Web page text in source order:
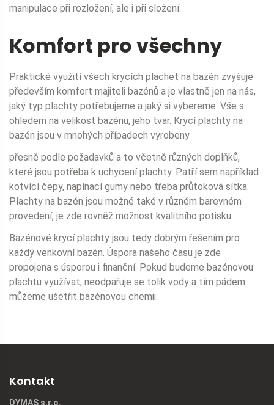
manipulace při rozložení, ale i při složení.
Komfort pro všechny
Praktické využití všech krycích plachet na bazén zvyšuje
především komfort majiteli bazénů a je vlastně jen na nás,
jaký typ plachty potřebujeme a jaký si vybereme. Vše s
ohledem na velikost bazénu, jeho tvar. Krycí plachty na
bazén jsou v mnohých případech vyrobeny
přesně podle požadavků a to včetně různých doplňků,
které jsou potřeba k uchycení plachty. Patří sem například
kotvící čepy, napínací gumy nebo třeba průtoková sítka.
Plachty na bazén jsou možné také v různém barevném
provedení, je zde rovněž možnost kvalitního potisku.
Bazénové krycí plachty jsou tedy dobrým řešením pro
každý venkovní bazén. Úspora našeho času je zde
propojena s úsporou i finanční. Pokud budeme bazénovou
plachtu využívat, neodpařuje se tolik vody a tím pádem
můžeme ušetřit bazénovou chemii.
Kontakt
DYMAS s.r.o.